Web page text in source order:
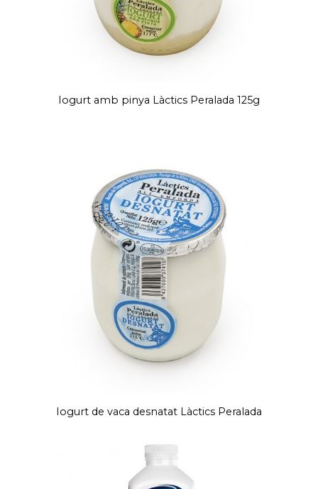
Iogurt amb pinya Làctics Peralada 125g
Iogurt de vaca desnatat Làctics Peralada